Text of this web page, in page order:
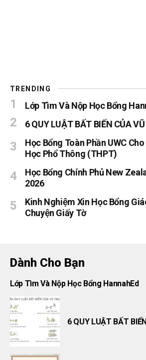
TRENDING
Lớp Tìm Và Nộp Học Bổng
6 QUY LUẬT BẤT BIẾN CỦA
Học Bổng Toàn Phần UWC
Học Phổ Thông (THPT)
Học Bổng Chính Phủ New
2026
Kinh Nghiệm Xin Học Bổng
Chuyện Giấy Tờ
Dành Cho Bạn
Lớp Tìm Và Nộp Học Bổng HannahEd
6 QUY LUẬT BẤT